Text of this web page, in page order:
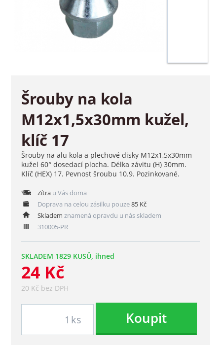
Šrouby na kola
M12x1,5x30mm kužel,
klíč 17
Šrouby na alu kola a plechové disky M12x1,5x30mm
kužel 60° dosedací plocha. Délka závitu (H) 30mm.
Klíč (HEX) 17. Pevnost šroubu 10.9. Pozinkované.
Zítrau Vás doma
Doprava na celou zásilku pouze85 Kč
Skladem znamená opravdu u nás skladem
310005-PR
SKLADEM 1829 KUSŮ, ihned
24 Kč
20 Kč bez DPH
ks Koupit